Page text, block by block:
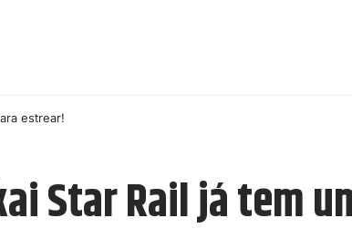
estrear!
Star Rail já tem